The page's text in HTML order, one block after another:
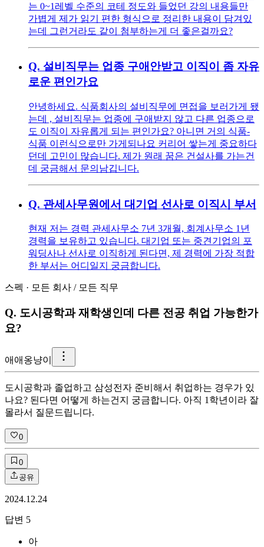
는 0~1레벨 수준의 코테 정도와 들었던 강의 내용들만
가볍게 제가 읽기 편한 형식으로 정리한 내용이 담겨있
는데 그런거라도 같이 첨부하는게 더 좋은걸까요?
Q. 설비직무는 업종 구애안받고 이직이 좀 자유
로운 편인가요
안녕하세요. 식품회사의 설비직무에 면접을 보러가게 됐
는데 , 설비직무는 업종에 구애받지 않고 다른 업종으로
도 이직이 자유롭게 되는 편인가요? 아니면 거의 식품-
식품 이런식으로만 가게되나요 커리어 쌓는게 중요하다
던데 고민이 많습니다. 제가 원래 꿈은 건설사를 가는건
데 궁금해서 문의남깁니다.
Q. 관세사무원에서 대기업 선사로 이직시 부서
현재 저는 경력 관세사무소 7년 3개월, 회계사무소 1년
경력을 보유하고 있습니다. 대기업 또는 중견기업의 포
워딩사나 선사로 이직하게 된다면, 제 경력에 가장 적합
한 부서는 어디일지 궁금합니다.
스펙 · 모든 회사 / 모든 직무
Q. 도시공학과 재학생인데 다른 전공 취업 가능한가
요?
애 애옹냥이
도시공학과 졸업하고 삼성전자 준비해서 취업하는 경우가 있
나요? 된다면 어떻게 하는건지 궁금합니다. 아직 1학년이라 잘
몰라서 질문드립니다.
0
0
공유
2024.12.24
답변 5
아